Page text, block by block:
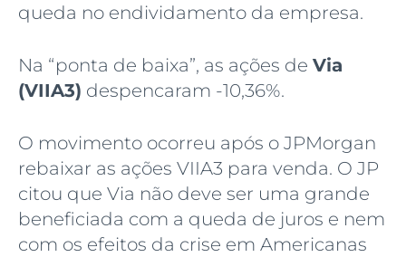
queda no endividamento da empresa.
Na “ponta de baixa”, as ações de Via
(VIIA3) despencaram -10,36%.
O movimento ocorreu após o JPMorgan
rebaixar as ações VIIA3 para venda. O JP
citou que Via não deve ser uma grande
beneficiada com a queda de juros e nem
com os efeitos da crise em Americanas